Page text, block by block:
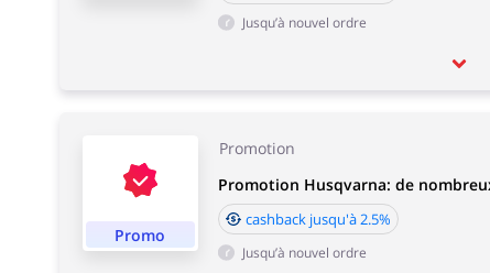
Jusqu’à nouvel ordre
Promo
Promotion
Promotion Husqvarna: de
cashback jusqu'à 2.5%
Jusqu’à nouvel ordre